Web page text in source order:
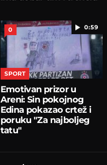
0:59
0
SPORT
Emotivan prizor u
Areni: Sin pokojnog
Edina pokazao crtež i
poruku "Za najboljeg
tatu"